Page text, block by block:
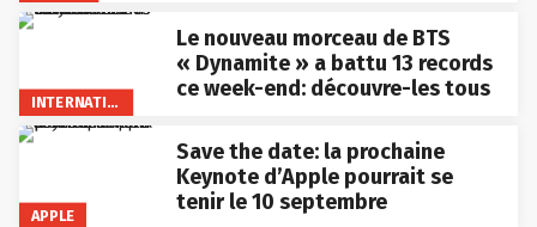
INTERNATIONAL
Le nouveau morceau de BTS
« Dynamite » a battu 13 records
ce week-end: découvre-les tous
APPLE
Save the date: la prochaine
Keynote d’Apple pourrait se
tenir le 10 septembre